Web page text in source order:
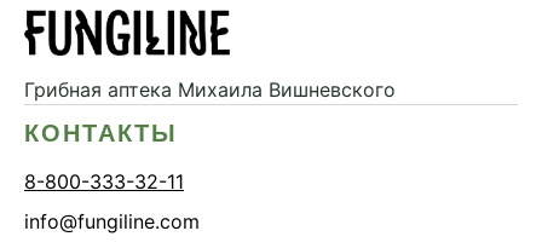
Грибная аптека Михаила Вишневского
КОНТАКТЫ
8-800-333-32-11
info@fungiline.com